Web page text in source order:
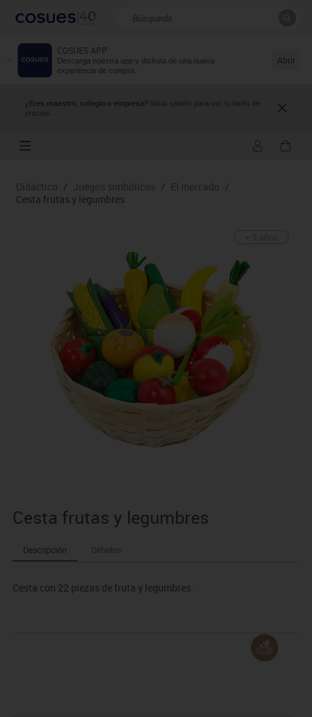
COSUES APP
Descarga nuestra app y disfruta de una nueva
experiencia de compra.
Abrir
¿Eres maestro, colegio o empresa? Inicia sesión para ver tu tarifa de
precios.
Resultados de la búsqueda
Didáctico / Juegos simbólicos / El mercado /
Cesta frutas y legumbres
Cesta frutas y legumbres
Descripción Detalles
Cesta con 22 piezas de fruta y legumbres.